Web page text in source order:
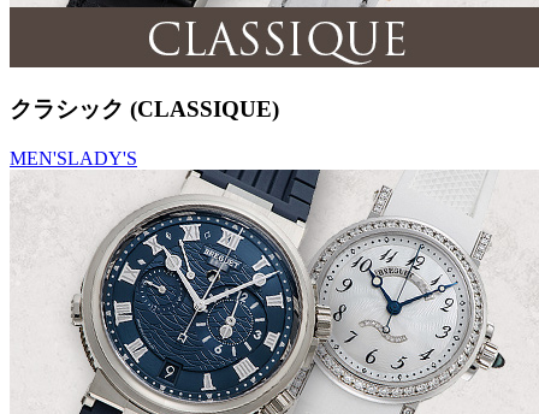
クラシック (CLASSIQUE)
MEN'SLADY'S